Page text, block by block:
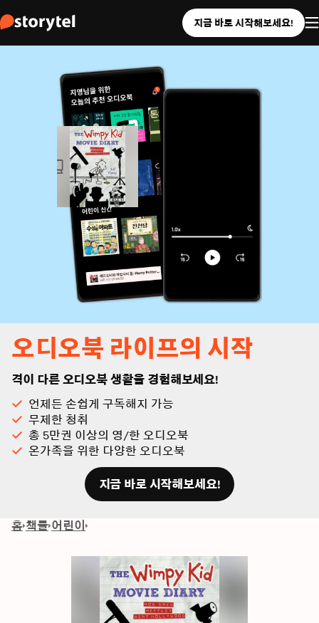
지금 바로 시작해보세요!
오디오북 라이프의 시작
격이 다른 오디오북 생활을 경험해보세요!
언제든 손쉽게 구독해지 가능
무제한 청취
총 5만권 이상의 영/한 오디오북
온가족을 위한 다양한 오디오북
지금 바로 시작해보세요!
홈 책들 어린이